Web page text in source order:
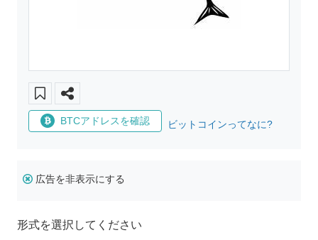
BTCアドレスを確認 ビットコインってなに?
広告を非表示にする
形式を選択してください